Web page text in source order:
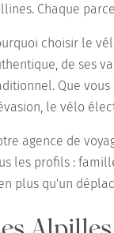
Chaque
choisir le
de ses
Que
le vélo
agence de
les profils :
plus qu'un